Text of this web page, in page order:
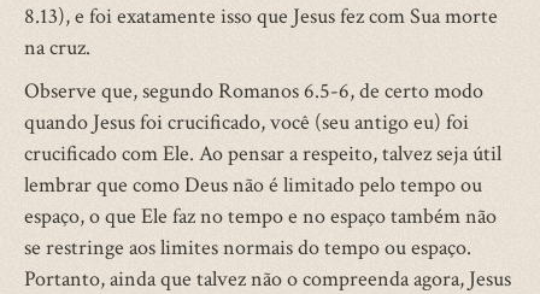
8.13), e foi exatamente isso que Jesus fez com Sua morte
na cruz.
Observe que, segundo Romanos 6.5-6, de certo modo
quando Jesus foi crucificado, você (seu antigo eu) foi
crucificado com Ele. Ao pensar a respeito, talvez seja útil
lembrar que como Deus não é limitado pelo tempo ou
espaço, o que Ele faz no tempo e no espaço também não
se restringe aos limites normais do tempo ou espaço.
Portanto, ainda que talvez não o compreenda agora, Jesus